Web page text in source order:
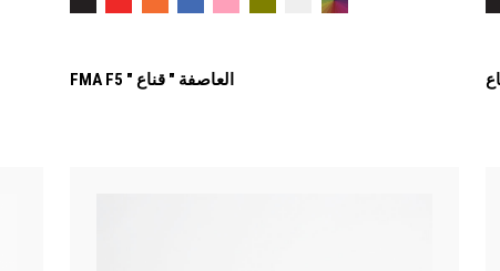
FMA F5 " العاصفة " قناع